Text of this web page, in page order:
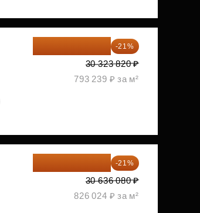
-21%
30 323 820 ₽
793 239 ₽ за м²
-21%
30 636 080 ₽
826 024 ₽ за м²